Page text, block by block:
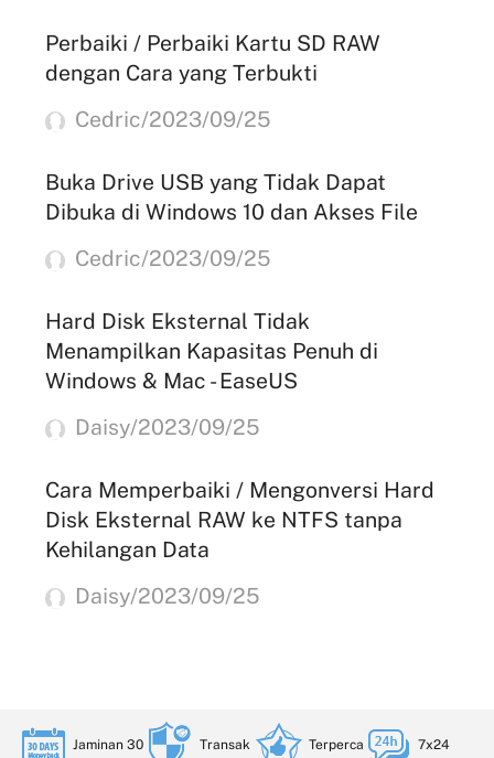
Perbaiki / Perbaiki Kartu SD RAW
dengan Cara yang Terbukti
Cedric/2023/09/25
Buka Drive USB yang Tidak Dapat
Dibuka di Windows 10 dan Akses File
Cedric/2023/09/25
Hard Disk Eksternal Tidak
Menampilkan Kapasitas Penuh di
Windows & Mac - EaseUS
Daisy/2023/09/25
Cara Memperbaiki / Mengonversi Hard
Disk Eksternal RAW ke NTFS tanpa
Kehilangan Data
Daisy/2023/09/25
Jaminan 30 Transak Terperca 7x24